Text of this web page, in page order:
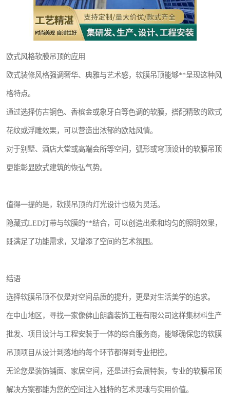
欧式风格软膜吊顶的应用
欧式装修风格强调奢华、典雅与艺术感，软膜吊顶能够**呈现这种风
格特点。
通过选择仿古铜色、香槟金或象牙白等色调的软膜，搭配精致的欧式
花纹或浮雕效果，可以营造出浓郁的欧陆风情。
对于别墅、酒店大堂或高端会所等空间，弧形或穹顶设计的软膜吊顶
更能彰显欧式建筑的恢弘气势。
值得一提的是，软膜吊顶的灯光设计也极为灵活。
隐藏式LED灯带与软膜的**结合，可以创造出柔和均匀的照明效果，
既满足了功能需求，又增添了空间的艺术氛围。
结语
选择软膜吊顶不仅是对空间品质的提升，更是对生活美学的追求。
在中山地区，寻找一家像佛山朗鑫装饰工程有限公司这样集材料生产
批发、项目设计与工程安装于一体的综合服务商，能够确保您的软膜
吊顶项目从设计到落地的每个环节都得到专业把控。
无论您是装饰铺面、家居空间，还是进行会展特装，专业的软膜吊顶
解决方案都能为您的空间注入独特的艺术灵魂与实用价值。